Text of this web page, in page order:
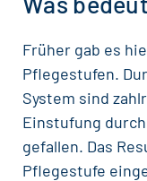
Früher gab es
Pflegestufen.
System sind
Einstufung
gefallen. Das
Pflegestufe